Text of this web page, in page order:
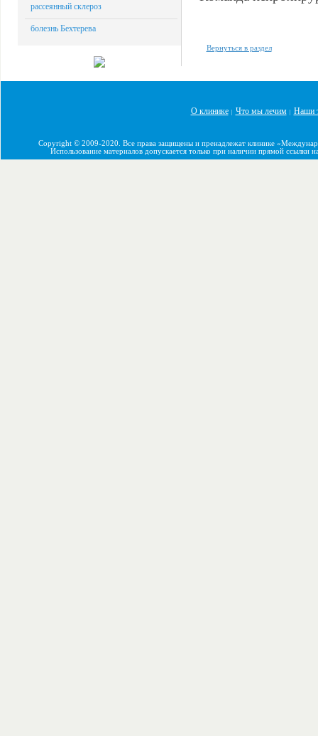
Вернуться в раздел
рассеянный склероз
болезнь Бехтерева
О клинике| Что мы лечим| Наши
Copyright © 2009-2020. Все права защищены и пренадлежат клинике
Использование материалов допускается только при наличии прямой ссылки